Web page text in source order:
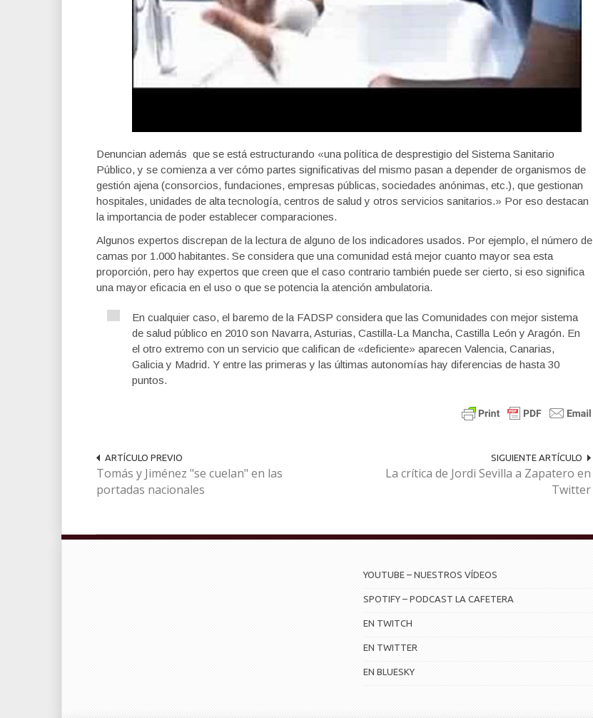
Denuncian además que se está estructurando «una política de desprestigio del Sistema Sanitario
Público, y se comienza a ver cómo partes significativas del mismo pasan a depender de organismos de
gestión ajena (consorcios, fundaciones, empresas públicas, sociedades anónimas, etc.), que gestionan
hospitales, unidades de alta tecnología, centros de salud y otros servicios sanitarios.» Por eso destacan
la importancia de poder establecer comparaciones.
Algunos expertos discrepan de la lectura de alguno de los indicadores usados. Por ejemplo, el número de
camas por 1.000 habitantes. Se considera que una comunidad está mejor cuanto mayor sea esta
proporción, pero hay expertos que creen que el caso contrario también puede ser cierto, si eso significa
una mayor eficacia en el uso o que se potencia la atención ambulatoria.
En cualquier caso, el baremo de la FADSP considera que las Comunidades con mejor sistema
de salud público en 2010 son Navarra, Asturias, Castilla-La Mancha, Castilla León y Aragón. En
el otro extremo con un servicio que califican de «deficiente» aparecen Valencia, Canarias,
Galicia y Madrid. Y entre las primeras y las últimas autonomías hay diferencias de hasta 30
puntos.
ARTÍCULO PREVIO
Tomás y Jiménez "se cuelan" en las
portadas nacionales
SIGUIENTE ARTÍCULO
La crítica de Jordi Sevilla a Zapatero en
Twitter
YOUTUBE – NUESTROS VÍDEOS
SPOTIFY – PODCAST LA CAFETERA
EN TWITCH
EN TWITTER
EN BLUESKY